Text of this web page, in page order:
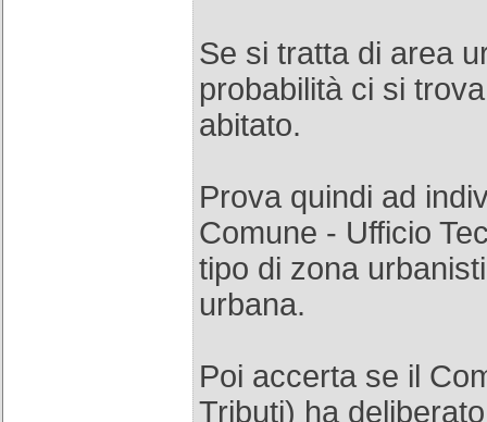
Se si tratta di area
probabilità ci si
abitato.
Prova quindi ad
Comune - Ufficio
tipo di zona
urbana.
Poi accerta se il
Tributi) ha